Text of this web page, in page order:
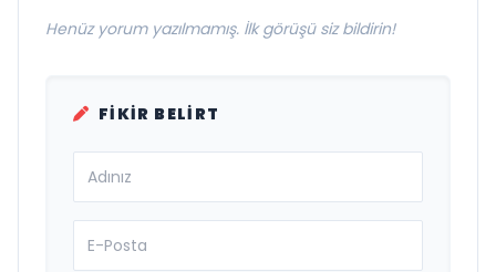
Henüz yorum yazılmamış. İlk görüşü siz bildirin!
FIKIR BELIRT